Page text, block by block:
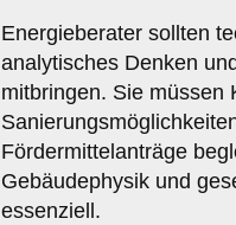
Energieberater sollten
analytisches Denken
mitbringen. Sie müssen
Fördermittelanträge
Gebäudephysik und
essenziell.